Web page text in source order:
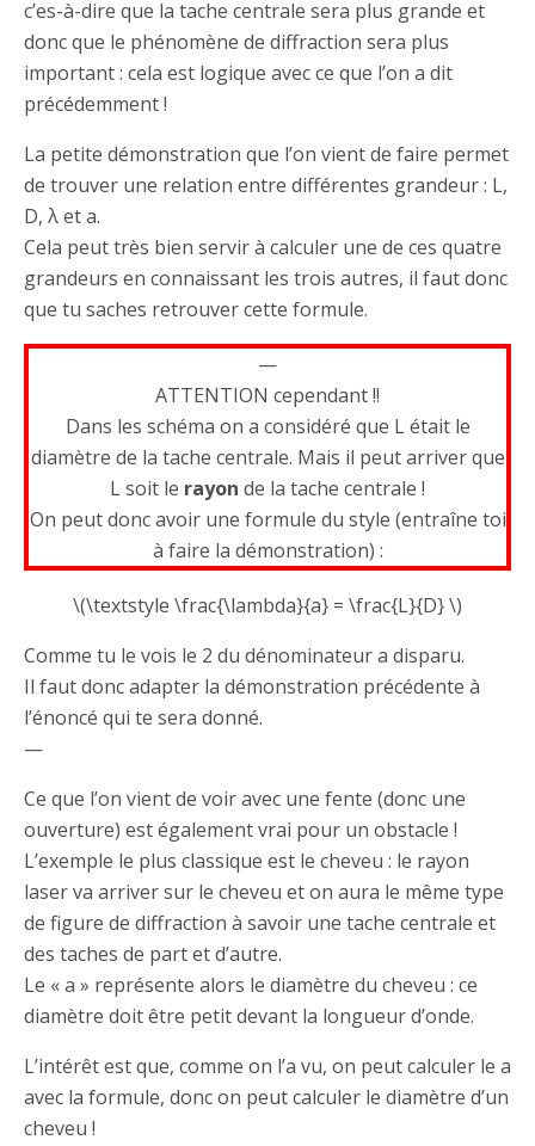
c’es-à-dire que la tache centrale sera plus grande et
donc que le phénomène de diffraction sera plus
important : cela est logique avec ce que l’on a dit
précédemment !
La petite démonstration que l’on vient de faire permet
de trouver une relation entre différentes grandeur : L,
D, λ et a.
Cela peut très bien servir à calculer une de ces quatre
grandeurs en connaissant les trois autres, il faut donc
que tu saches retrouver cette formule.
—
ATTENTION cependant !!
Dans les schéma on a considéré que L était le
diamètre de la tache centrale. Mais il peut arriver que
L soit le rayon de la tache centrale !
On peut donc avoir une formule du style (entraîne toi
à faire la démonstration) :
\(\textstyle \frac{\lambda}{a} = \frac{L}{D} \)
Comme tu le vois le 2 du dénominateur a disparu.
Il faut donc adapter la démonstration précédente à
l’énoncé qui te sera donné.
—
Ce que l’on vient de voir avec une fente (donc une
ouverture) est également vrai pour un obstacle !
L’exemple le plus classique est le cheveu : le rayon
laser va arriver sur le cheveu et on aura le même type
de figure de diffraction à savoir une tache centrale et
des taches de part et d’autre.
Le « a » représente alors le diamètre du cheveu : ce
diamètre doit être petit devant la longueur d’onde.
L’intérêt est que, comme on l’a vu, on peut calculer le a
avec la formule, donc on peut calculer le diamètre d’un
cheveu !